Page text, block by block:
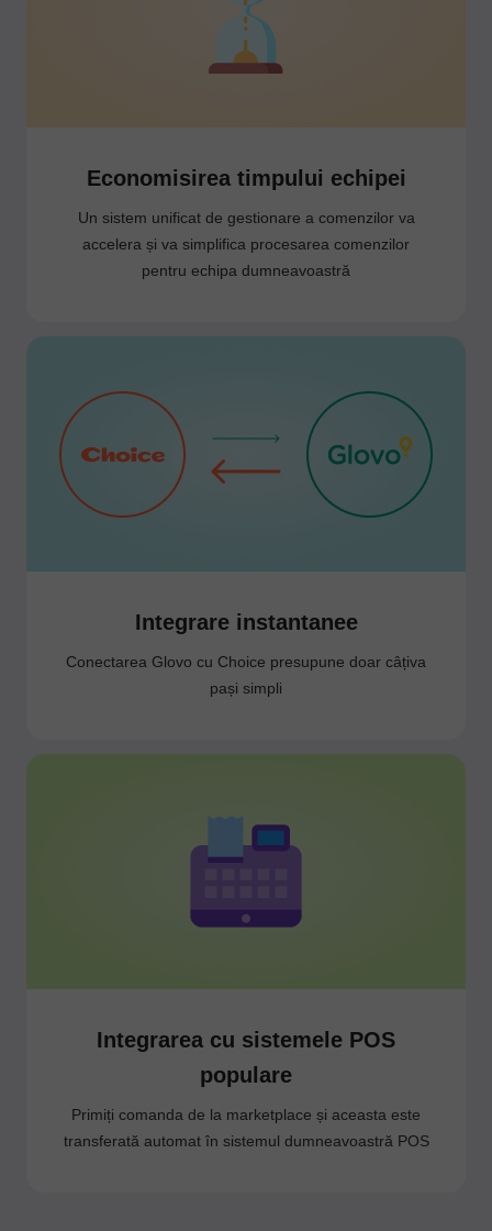
Economisirea timpului echipei
Un sistem unificat de gestionare a comenzilor va
accelera și va simplifica procesarea comenzilor
pentru echipa dumneavoastră
Integrare instantanee
Conectarea Glovo cu Choice presupune doar câțiva
pași simpli
Integrarea cu sistemele POS
populare
Primiți comanda de la marketplace și aceasta este
transferată automat în sistemul dumneavoastră POS